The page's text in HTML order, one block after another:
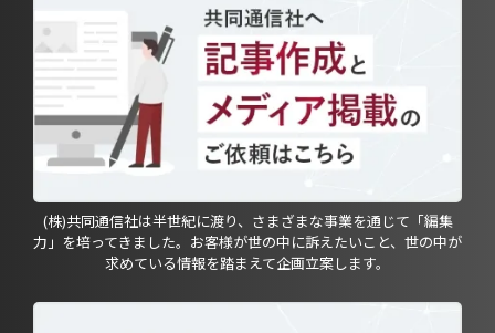
(株)共同通信社は半世紀に渡り、さまざまな事業を通じて「編集
力」を培ってきました。お客様が世の中に訴えたいこと、世の中が
求めている情報を踏まえて企画立案します。